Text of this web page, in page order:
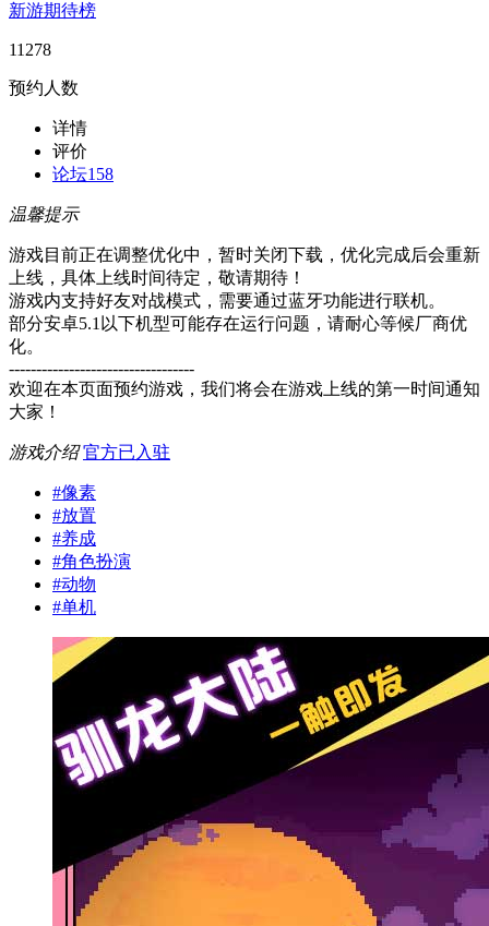
新游期待榜
11278
预约人数
详情
评价
论坛158
温馨提示
游戏目前正在调整优化中，暂时关闭下载，优化完成后会重新
上线，具体上线时间待定，敬请期待！
游戏内支持好友对战模式，需要通过蓝牙功能进行联机。
部分安卓5.1以下机型可能存在运行问题，请耐心等候厂商优
化。
----------------------------------
欢迎在本页面预约游戏，我们将会在游戏上线的第一时间通知
大家！
游戏介绍 官方已入驻
#像素
#放置
#养成
#角色扮演
#动物
#单机